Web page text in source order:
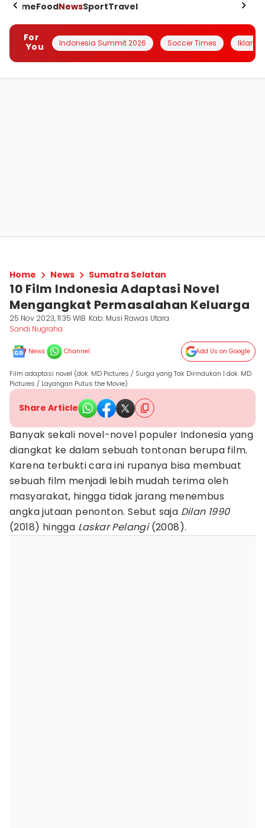
HomeFoodNewsSportTravel
For
You
Indonesia Summit 2026 Soccer Times Iklanin
Home News Sumatra Selatan
10 Film Indonesia Adaptasi Novel
Mengangkat Permasalahan Keluarga
25 Nov 2023, 11:35 WIB Kab. Musi Rawas Utara
Sandi Nugraha
News Channel Add Us on Google
Film adaptasi novel (dok. MD Pictures / Surga yang Tak Dirindukan | dok. MD
Pictures / Layangan Putus the Movie)
Share Article
Banyak sekali novel-novel populer Indonesia yang
diangkat ke dalam sebuah tontonan berupa film.
Karena terbukti cara ini rupanya bisa membuat
sebuah film menjadi lebih mudah terima oleh
masyarakat, hingga tidak jarang menembus
angka jutaan penonton. Sebut saja Dilan 1990
(2018) hingga Laskar Pelangi(2008).